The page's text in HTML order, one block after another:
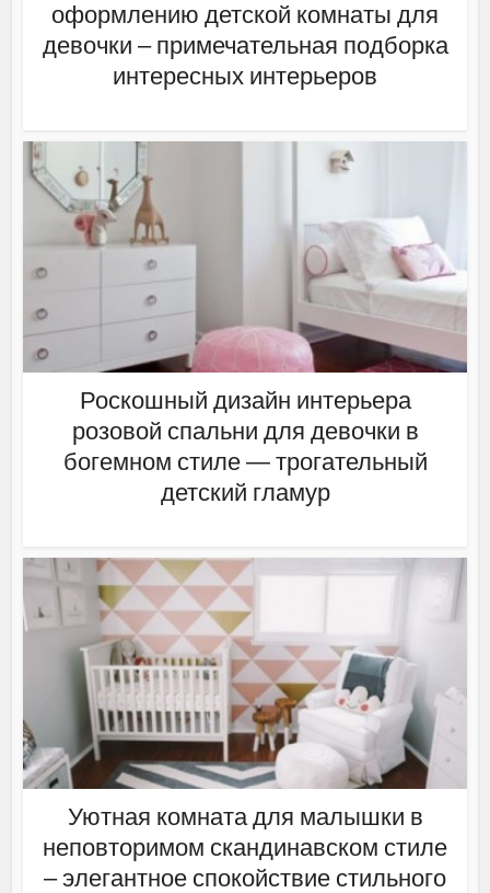
оформлению детской комнаты для
девочки – примечательная подборка
интересных интерьеров
Роскошный дизайн интерьера
розовой спальни для девочки в
богемном стиле — трогательный
детский гламур
Уютная комната для малышки в
неповторимом скандинавском стиле
– элегантное спокойствие стильного